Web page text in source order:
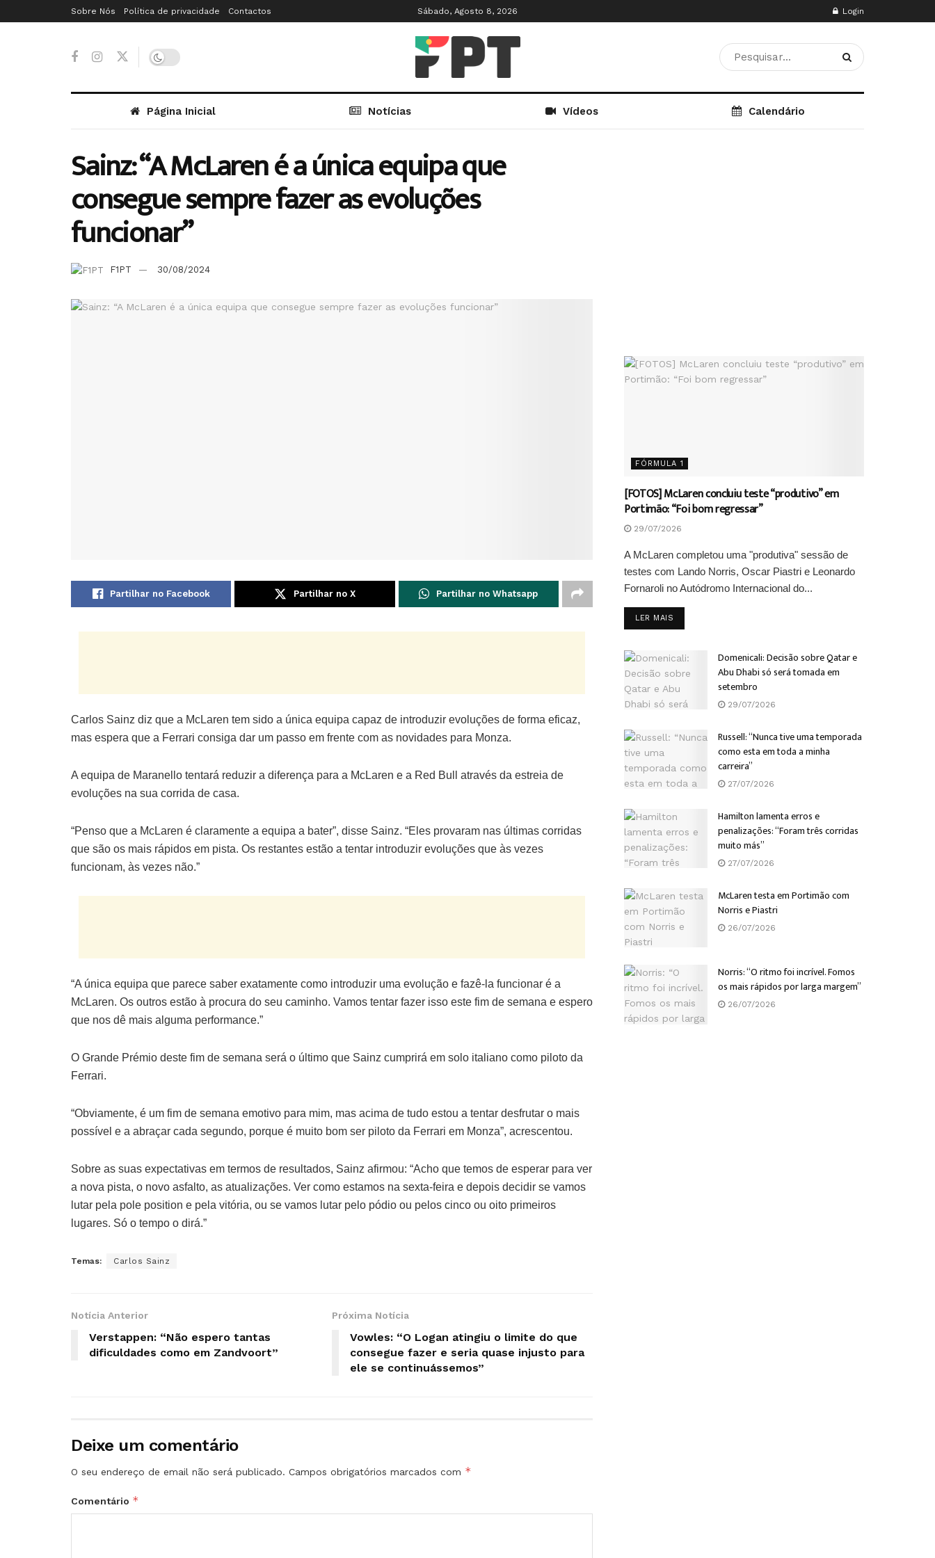
Sobre Nós Política de privacidade Contactos Sábado, Agosto 8, 2026 Login
Página Inicial Notícias Vídeos Calendário
Sainz: “A McLaren é a única equipa que
consegue sempre fazer as evoluções
funcionar”
F1PT 30/08/2024
Partilhar no Facebook Partilhar no X Partilhar no Whatsapp
Carlos Sainz diz que a McLaren tem sido a única equipa capaz de introduzir evoluções de forma eficaz,
mas espera que a Ferrari consiga dar um passo em frente com as novidades para Monza.
A equipa de Maranello tentará reduzir a diferença para a McLaren e a Red Bull através da estreia de
evoluções na sua corrida de casa.
“Penso que a McLaren é claramente a equipa a bater”, disse Sainz. “Eles provaram nas últimas corridas
que são os mais rápidos em pista. Os restantes estão a tentar introduzir evoluções que às vezes
funcionam, às vezes não.”
“A única equipa que parece saber exatamente como introduzir uma evolução e fazê-la funcionar é a
McLaren. Os outros estão à procura do seu caminho. Vamos tentar fazer isso este fim de semana e espero
que nos dê mais alguma performance.”
O Grande Prémio deste fim de semana será o último que Sainz cumprirá em solo italiano como piloto da
Ferrari.
“Obviamente, é um fim de semana emotivo para mim, mas acima de tudo estou a tentar desfrutar o mais
possível e a abraçar cada segundo, porque é muito bom ser piloto da Ferrari em Monza”, acrescentou.
Sobre as suas expectativas em termos de resultados, Sainz afirmou: “Acho que temos de esperar para ver
a nova pista, o novo asfalto, as atualizações. Ver como estamos na sexta-feira e depois decidir se vamos
lutar pela pole position e pela vitória, ou se vamos lutar pelo pódio ou pelos cinco ou oito primeiros
lugares. Só o tempo o dirá.”
Temas: Carlos Sainz
Notícia Anterior
Verstappen: “Não espero tantas
dificuldades como em Zandvoort”
Próxima Notícia
Vowles: “O Logan atingiu o limite do que
consegue fazer e seria quase injusto para
ele se continuássemos”
Deixe um comentário
O seu endereço de email não será publicado. Campos obrigatórios marcados com *
Comentário *
FÓRMULA 1
[FOTOS] McLaren concluiu teste “produtivo” em
Portimão: “Foi bom regressar”
29/07/2026
A McLaren completou uma "produtiva" sessão de
testes com Lando Norris, Oscar Piastri e Leonardo
Fornaroli no Autódromo Internacional do...
LER MAIS
Domenicali: Decisão sobre Qatar e
Abu Dhabi só será tomada em
setembro
29/07/2026
Russell: “Nunca tive uma temporada
como esta em toda a minha
carreira”
27/07/2026
Hamilton lamenta erros e
penalizações: “Foram três corridas
muito más”
27/07/2026
McLaren testa em Portimão com
Norris e Piastri
26/07/2026
Norris: “O ritmo foi incrível. Fomos
os mais rápidos por larga margem”
26/07/2026